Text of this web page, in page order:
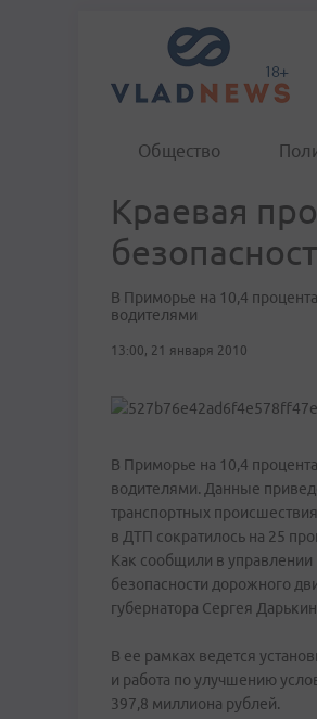
Общество
Краевая
В Приморье на 10,4
водителями
13:00, 21 января 2010
В Приморье на 10,4
водителями. Данные
транспортных
в ДТП сократилось на 25
Как сообщили в
безопасности дорожного
губернатора Сергея
В ее рамках ведется
и работа по улучшению
397,8 миллиона рублей.